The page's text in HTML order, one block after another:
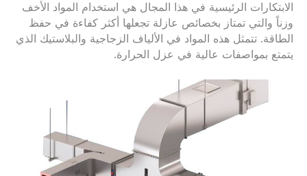
الابتكارات الرئيسية في هذا المجال هي استخدام المواد الأخف
وزناً والتي تمتاز بخصائص عازلة تجعلها أكثر كفاءة في حفظ
الطاقة. تتمثل هذه المواد في الألياف الزجاجية والبلاستيك الذي
يتمتع بمواصفات عالية في عزل الحرارة.